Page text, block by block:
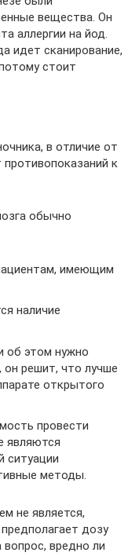
вещества. Он
аллергии на йод.
идет сканирование,
стоит
в отличие от
к
обычно
имеющим
наличие
об этом нужно
решит, что лучше
открытого
провести
являются
ситуации
методы.
не является,
дозу
вопрос, вредно ли